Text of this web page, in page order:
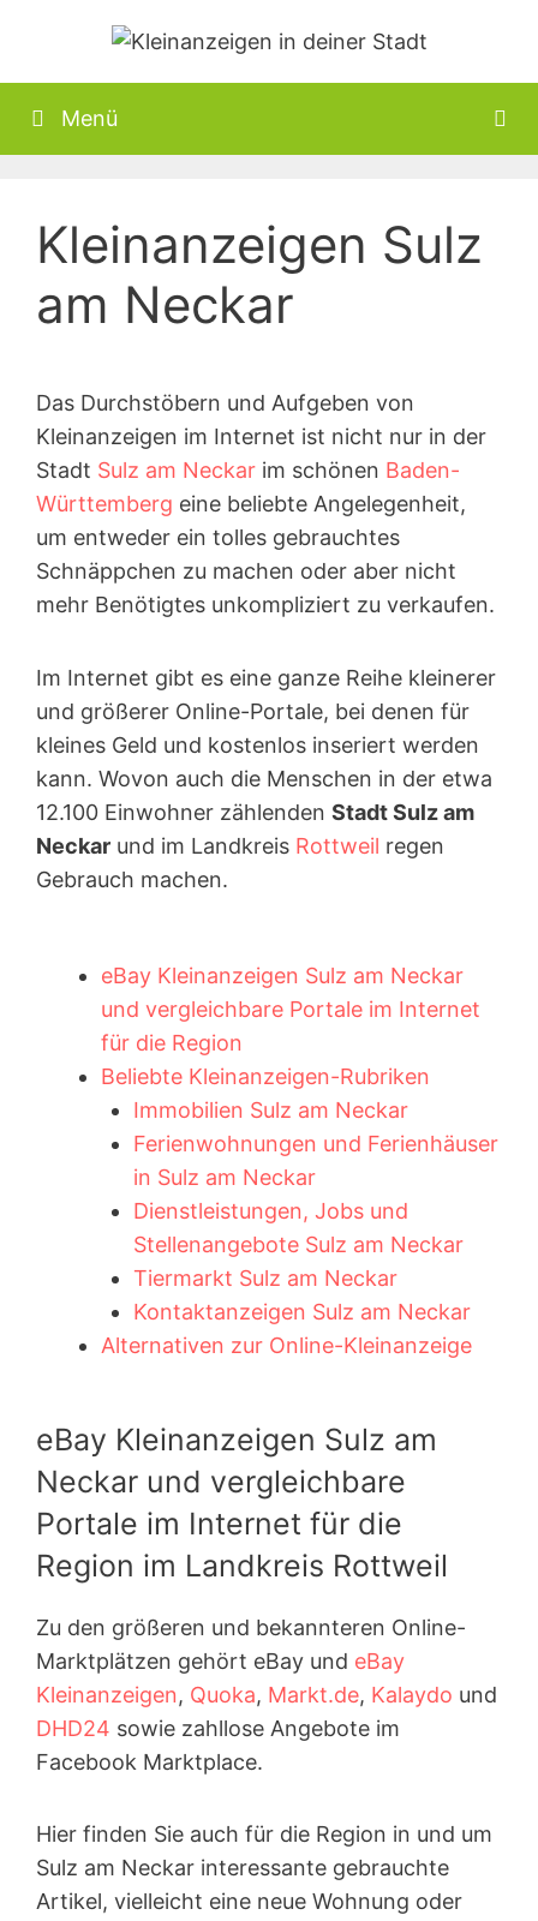
springen
Menü
Kleinanzeigen Sulz
am Neckar
Das Durchstöbern und Aufgeben von
Kleinanzeigen im Internet ist nicht nur in der
Stadt Sulz am Neckar im schönen Baden-
Württemberg eine beliebte Angelegenheit,
um entweder ein tolles gebrauchtes
Schnäppchen zu machen oder aber nicht
mehr Benötigtes unkompliziert zu verkaufen.
Im Internet gibt es eine ganze Reihe kleinerer
und größerer Online-Portale, bei denen für
kleines Geld und kostenlos inseriert werden
kann. Wovon auch die Menschen in der etwa
12.100 Einwohner zählenden Stadt Sulz am
Neckar und im Landkreis Rottweil regen
Gebrauch machen.
eBay Kleinanzeigen Sulz am Neckar
und vergleichbare Portale im Internet
für die Region
Beliebte Kleinanzeigen-Rubriken
Immobilien Sulz am Neckar
Ferienwohnungen und Ferienhäuser
in Sulz am Neckar
Dienstleistungen, Jobs und
Stellenangebote Sulz am Neckar
Tiermarkt Sulz am Neckar
Kontaktanzeigen Sulz am Neckar
Alternativen zur Online-Kleinanzeige
eBay Kleinanzeigen Sulz am
Neckar und vergleichbare
Portale im Internet für die
Region im Landkreis Rottweil
Zu den größeren und bekannteren Online-
Marktplätzen gehört eBay und eBay
Kleinanzeigen, Quoka, Markt.de, Kalaydo und
DHD24 sowie zahllose Angebote im
Facebook Marktplace.
Hier finden Sie auch für die Region in und um
Sulz am Neckar interessante gebrauchte
Artikel, vielleicht eine neue Wohnung oder